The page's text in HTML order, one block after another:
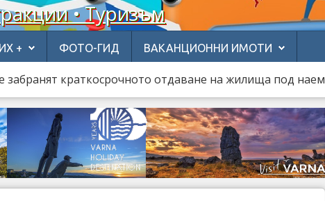
• Туризъм
+ ФОТО-ГИД ВАКАНЦИОННИ ИМОТИ
забранят краткосрочното отдаване на жилища под наем